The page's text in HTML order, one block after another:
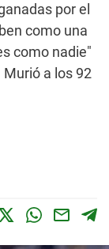
por el
como una
como nadie"
a los 92